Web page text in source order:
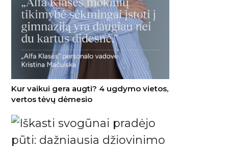
Kur vaikui gera augti? 4 ugdymo vietos,
vertos tėvų dėmesio